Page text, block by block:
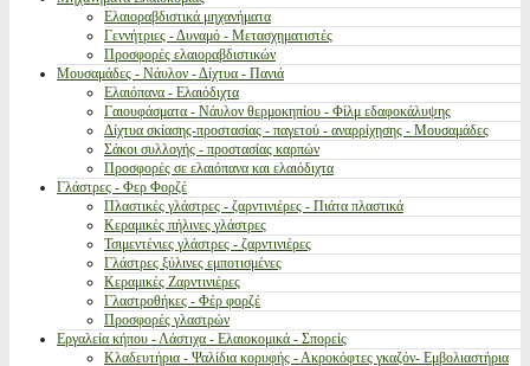
Ελαιοραβδιστικά μηχανήματα
Γεννήτριες - Δυναμό - Μετασχηματιστές
Προσφορές ελαιοραβδιστικών
Μουσαμάδες - Νάυλον - Δίχτυα - Πανιά
Ελαιόπανα - Ελαιόδιχτα
Γαιουφάσματα - Νάυλον θερμοκηπίου - Φίλμ εδαφοκάλυψης
Δίχτυα σκίασης-προστασίας - παγετού - αναρρίχησης - Μουσαμάδες
Σάκοι συλλογής - προστασίας καρπών
Προσφορές σε ελαιόπανα και ελαιόδιχτα
Γλάστρες - Φερ Φορζέ
Πλαστικές γλάστρες - ζαρντινιέρες - Πιάτα πλαστικά
Κεραμικές πήλινες γλάστρες
Τσιμεντένιες γλάστρες - ζαρντινιέρες
Γλάστρες ξύλινες εμποτισμένες
Κεραμικές Ζαρντινιέρες
Γλαστροθήκες - Φέρ φορζέ
Προσφορές γλαστρών
Εργαλεία κήπου - Λάστιχα - Ελαιοκομικά - Σπορείς
Κλαδευτήρια - Ψαλίδια κορυφής - Ακροκόφτες γκαζόν- Εμβολιαστήρια